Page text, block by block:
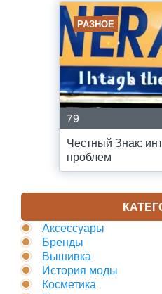
РАЗНОЕ
79
Честный Знак:
проблем
Аксессуары
Бренды
Вышивка
История моды
Косметика